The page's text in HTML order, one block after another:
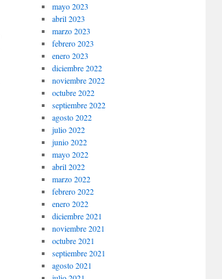
mayo 2023
abril 2023
marzo 2023
febrero 2023
enero 2023
diciembre 2022
noviembre 2022
octubre 2022
septiembre 2022
agosto 2022
julio 2022
junio 2022
mayo 2022
abril 2022
marzo 2022
febrero 2022
enero 2022
diciembre 2021
noviembre 2021
octubre 2021
septiembre 2021
agosto 2021